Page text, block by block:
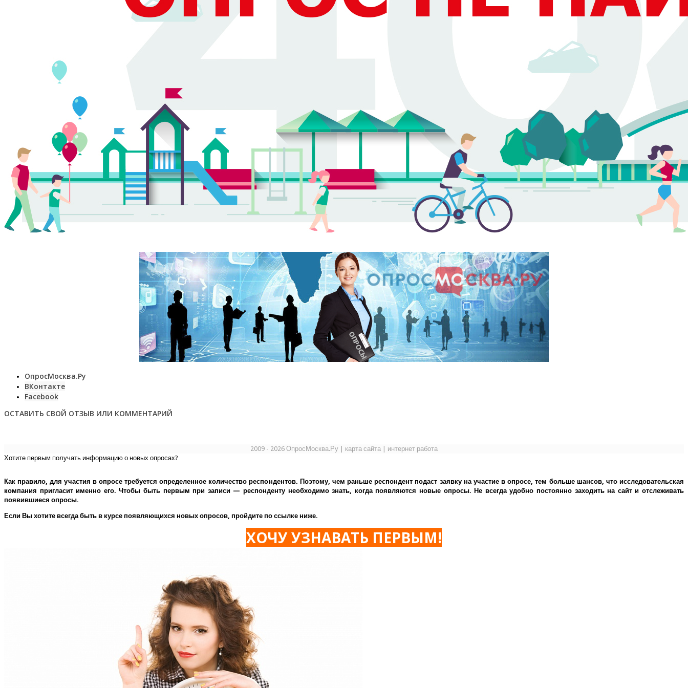
ОпросМосква.Ру
ВКонтакте
Facebook
ОСТАВИТЬ СВОЙ ОТЗЫВ ИЛИ КОММЕНТАРИЙ
2009 - 2026 ОпросМосква.Ру карта сайта
интернет работа
Хотите первым получать информацию о новых опросах?
Как правило, для участия в опросе требуется определенное количество респондентов. Поэтому, чем раньше респондент подаст заявку на участие в опросе, тем больше шансов, что исследовательская
компания пригласит именно его.Чтобы быть первым при записи — респонденту необходимо знать, когда появляются новые опросы. Не всегда удобно постоянно заходить на сайт и отслеживать
появившиеся опросы.
Если Вы хотите всегда быть в курсе появляющихся новых опросов, пройдите по ссылке ниже.
ХОЧУ УЗНАВАТЬ ПЕРВЫМ!